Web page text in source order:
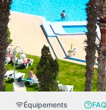
Équipements FAQ